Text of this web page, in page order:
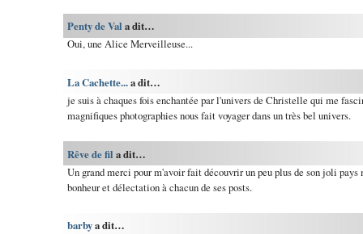
Penty de Val a dit…
Oui, une Alice Merveilleuse...
La Cachette...a dit…
je suis à chaques fois enchantée par l'univers de Christelle qui me
magnifiques photographies nous fait voyager dans un très bel univers.
Rêve de fil a dit…
Un grand merci pour m'avoir fait découvrir un peu plus de son joli
bonheur et délectation à chacun de ses posts.
barbya dit…